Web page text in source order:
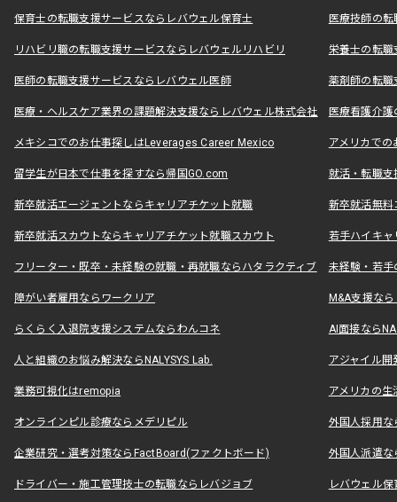
保育士の転職支援サービスならレバウェル保育士 医療技師の
リハビリ職の転職支援サービスならレバウェルリハビリ 栄養士の転
医師の転職支援サービスならレバウェル医師 薬剤師の転
医療・ヘルスケア業界の課題解決支援ならレバウェル株式会社 医療看護介
メキシコでのお仕事探しはLeverages Career Mexico アメリカで
留学生が日本で仕事を探すなら帰国GO.com 就活・転職
新卒就活エージェントならキャリアチケット就職 新卒就活無料
新卒就活スカウトならキャリアチケット就職スカウト 若手ハイキ
フリーター・既卒・未経験の就職・再就職ならハタラクティブ 未経験・若手
障がい者雇用ならワークリア M&A支援な
らくらく入退院支援システムならわんコネ AI面接なら
人と組織のお悩み解決ならNALYSYS Lab. アジャイル
業務可視化はremopia アメリカの
オンラインピル診療ならメデリピル 外国人採用
企業研究・選考対策ならFactBoard(ファクトボード) 外国人派遣な
ドライバー・施工管理技士の転職ならレバジョブ レバウェル